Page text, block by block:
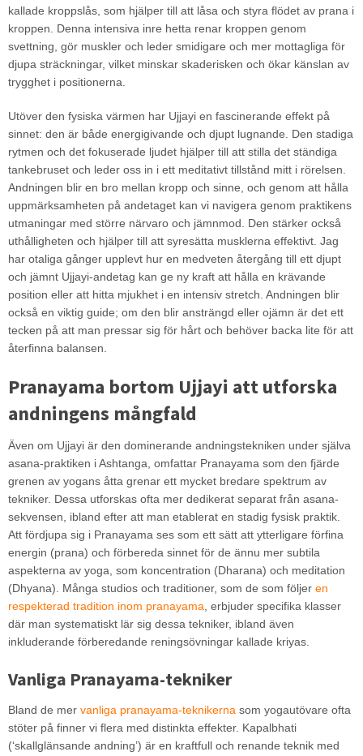
kallade kroppslås, som hjälper till att låsa och styra flödet av prana i
kroppen. Denna intensiva inre hetta renar kroppen genom
svettning, gör muskler och leder smidigare och mer mottagliga för
djupa sträckningar, vilket minskar skaderisken och ökar känslan av
trygghet i positionerna.
Utöver den fysiska värmen har Ujjayi en fascinerande effekt på
sinnet: den är både energigivande och djupt lugnande. Den stadiga
rytmen och det fokuserade ljudet hjälper till att stilla det ständiga
tankebruset och leder oss in i ett meditativt tillstånd mitt i rörelsen.
Andningen blir en bro mellan kropp och sinne, och genom att hålla
uppmärksamheten på andetaget kan vi navigera genom praktikens
utmaningar med större närvaro och jämnmod. Den stärker också
uthålligheten och hjälper till att syresätta musklerna effektivt. Jag
har otaliga gånger upplevt hur en medveten återgång till ett djupt
och jämnt Ujjayi-andetag kan ge ny kraft att hålla en krävande
position eller att hitta mjukhet i en intensiv stretch. Andningen blir
också en viktig guide; om den blir ansträngd eller ojämn är det ett
tecken på att man pressar sig för hårt och behöver backa lite för att
återfinna balansen.
Pranayama bortom Ujjayi att utforska
andningens mångfald
Även om Ujjayi är den dominerande andningstekniken under själva
asana-praktiken i Ashtanga, omfattar Pranayama som den fjärde
grenen av yogans åtta grenar ett mycket bredare spektrum av
tekniker. Dessa utforskas ofta mer dedikerat separat från asana-
sekvensen, ibland efter att man etablerat en stadig fysisk praktik.
Att fördjupa sig i Pranayama ses som ett sätt att ytterligare förfina
energin (prana) och förbereda sinnet för de ännu mer subtila
aspekterna av yoga, som koncentration (Dharana) och meditation
(Dhyana). Många studios och traditioner, som de som följer en
respekterad tradition inom pranayama , erbjuder specifika klasser
där man systematiskt lär sig dessa tekniker, ibland även
inkluderande förberedande reningsövningar kallade kriyas.
Vanliga Pranayama-tekniker
Bland de mer vanliga pranayama-teknikerna som yogautövare ofta
stöter på finner vi flera med distinkta effekter. Kapalbhati
(‘skallglänsande andning’) är en kraftfull och renande teknik med